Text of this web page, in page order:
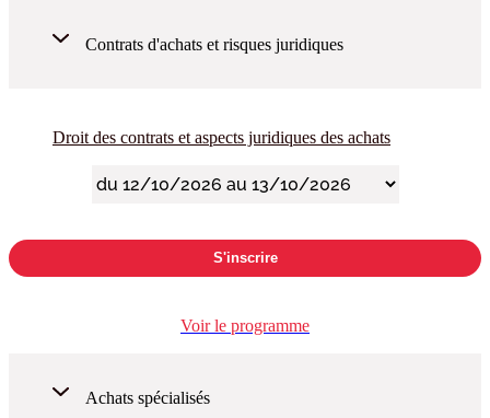
Contrats d'achats et risques juridiques
Droit des contrats et aspects juridiques des achats
S'inscrire
Voir le programme
Achats spécialisés